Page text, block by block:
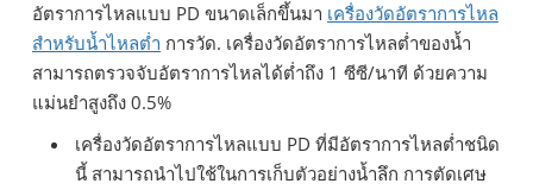
อัตราการไหลแบบ PD ขนาดเล็กขึ้นมา เครื่องวัดอัตราการไหล
สำหรับน้ำไหลต่ำ การวัด. เครื่องวัดอัตราการไหลต่ำของน้ำ
สามารถตรวจจับอัตราการไหลได้ต่ำถึง 1 ซีซี/นาที ด้วยความ
แม่นยำสูงถึง 0.5%
เครื่องวัดอัตราการไหลแบบ PD ที่มีอัตราการไหลต่ำชนิด
นี้ สามารถนำไปใช้ในการเก็บตัวอย่างน้ำลึก การตัดเศษ